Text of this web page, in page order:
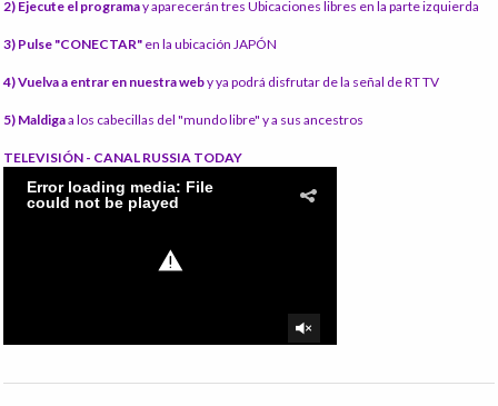
2) Ejecute el programay aparecerán tres Ubicaciones libres en la parte izquierda
3) Pulse "CONECTAR" en la ubicación JAPÓN
4) Vuelva a entrar en nuestra weby ya podrá disfrutar de la señal de RT TV
5) Maldigaa los cabecillas del "mundo libre" y a sus ancestros
TELEVISIÓN - CANAL RUSSIA TODAY